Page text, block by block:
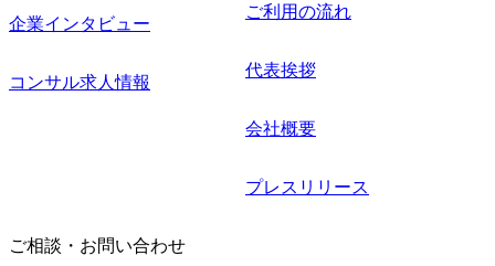
企業インタビュー
コンサル求人情報
ご利用の流れ
代表挨拶
会社概要
プレスリリース
ご相談・お問い合わせ